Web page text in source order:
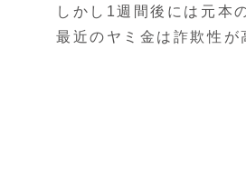
しかし1週間後には元本
最近のヤミ金は詐欺性が